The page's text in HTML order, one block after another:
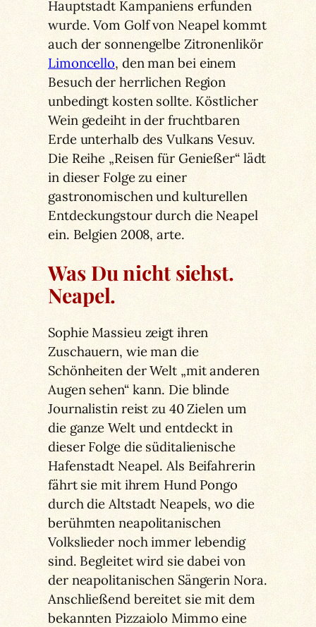
Hauptstadt Kampaniens erfunden
wurde. Vom Golf von Neapel kommt
auch der sonnengelbe Zitronenlikör
Limoncello, den man bei einem
Besuch der herrlichen Region
unbedingt kosten sollte. Köstlicher
Wein gedeiht in der fruchtbaren
Erde unterhalb des Vulkans Vesuv.
Die Reihe „Reisen für Genießer“ lädt
in dieser Folge zu einer
gastronomischen und kulturellen
Entdeckungstour durch die Neapel
ein. Belgien 2008, arte.
Was Du nicht siehst.
Neapel.
Sophie Massieu zeigt ihren
Zuschauern, wie man die
Schönheiten der Welt „mit anderen
Augen sehen“ kann. Die blinde
Journalistin reist zu 40 Zielen um
die ganze Welt und entdeckt in
dieser Folge die süditalienische
Hafenstadt Neapel. Als Beifahrerin
fährt sie mit ihrem Hund Pongo
durch die Altstadt Neapels, wo die
berühmten neapolitanischen
Volkslieder noch immer lebendig
sind. Begleitet wird sie dabei von
der neapolitanischen Sängerin Nora.
Anschließend bereitet sie mit dem
bekannten Pizzaiolo Mimmo eine